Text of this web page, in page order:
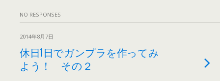
NO RESPONSES
2014年8月7日
休日1日でガンプラを作ってみ
よう！ その２